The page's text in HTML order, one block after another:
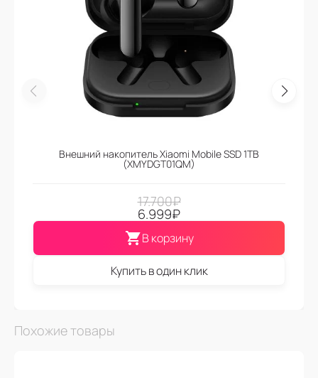
Внешний накопитель Xiaomi Mobile SSD 1TB
(XMYDGT01QM)
17.700₽
6.999₽
В корзину
Купить в один клик
Похожие товары